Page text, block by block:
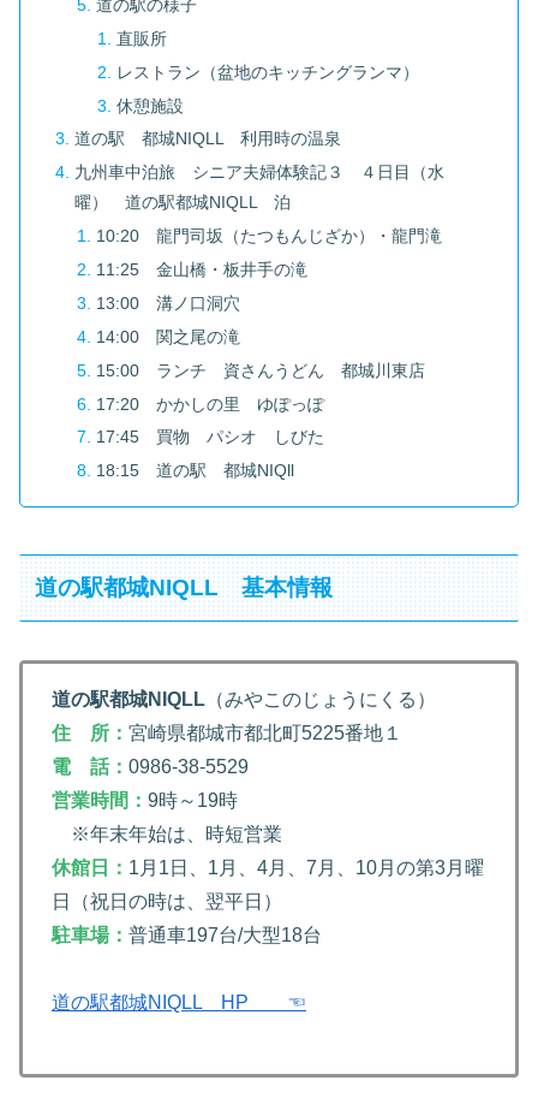
道の駅の様子
直販所
レストラン（盆地のキッチングランマ）
休憩施設
道の駅 都城NIQLL 利用時の温泉
九州車中泊旅 シニア夫婦体験記３ ４日目（水
曜） 道の駅都城NIQLL 泊
10:20 龍門司坂（たつもんじざか）・龍門滝
11:25 金山橋・板井手の滝
13:00 溝ノ口洞穴
14:00 関之尾の滝
15:00 ランチ 資さんうどん 都城川東店
17:20 かかしの里 ゆぽっぽ
17:45 買物 パシオ しびた
18:15 道の駅 都城NIQll
道の駅都城NIQLL 基本情報
道の駅都城NIQLL （みやこのじょうにくる）
住 所： 宮崎県都城市都北町5225番地１
電 話： 0986-38-5529
営業時間： 9時～19時
※年末年始は、時短営業
休館日： 1月1日、1月、4月、7月、10月の第3月曜
日（祝日の時は、翌平日）
駐車場： 普通車197台/大型18台
道の駅都城NIQLL HP ☜